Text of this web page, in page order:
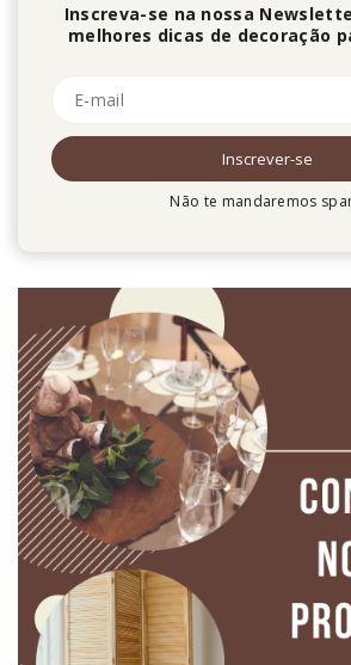
Inscreva-se na nossa
melhores dicas de decoração
Não te mandaremos